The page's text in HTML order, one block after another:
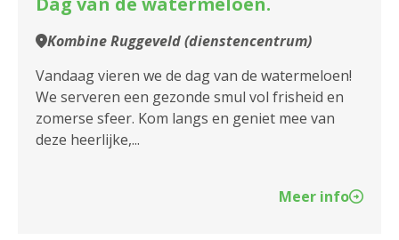
Dienstencentrum Huize Berchem
Dienstencentrum Kerkeveld
Dienstencentrum Kronenburg
Dienstencentrum Liberty
Kombine Ruggeveld (dienstencentrum)
Vandaag vieren we de dag van de watermeloen!
We serveren een gezonde smul vol frisheid en
zomerse sfeer. Kom langs en geniet mee van
deze heerlijke,...
Meer info